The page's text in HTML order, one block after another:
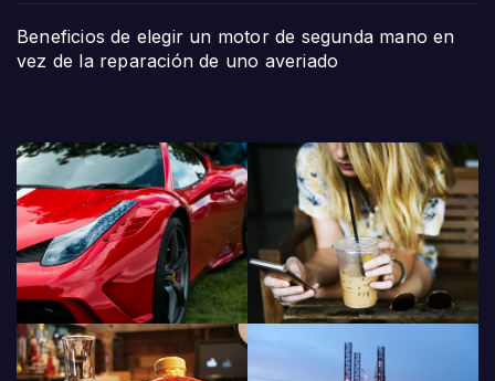
Beneficios de elegir un motor de segunda mano en
vez de la reparación de uno averiado